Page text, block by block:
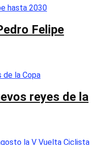
Felipe
reyes de la